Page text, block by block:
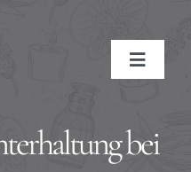
Toggle
bei